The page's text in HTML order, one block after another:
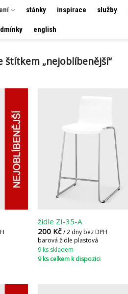
stánky inspirace služby
english
štítkem „nejoblíbenější“
židle ZI-35-A
200 Kč / 2 dny bez DPH
barová židle plastová
9 ks skladem
9 ks celkem k dispozici